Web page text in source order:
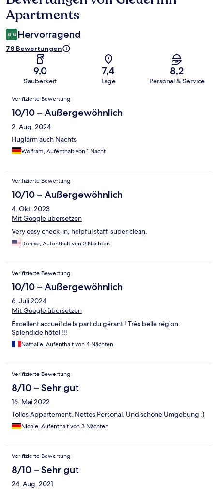
Apartments
8,8 Hervorragend
78 Bewertungen
9,0
Sauberkeit
7,4
Lage
8,2
Personal & Service
Bewertungen
Verifizierte Bewertung
10/10 – Außergewöhnlich
2. Aug. 2024
Fluglärm auch Nachts
Wolfram, Aufenthalt von 1 Nacht
Verifizierte Bewertung
10/10 – Außergewöhnlich
4. Okt. 2023
Mit Google übersetzen
Very easy check-in, helpful staff, super clean.
Denise, Aufenthalt von 2 Nächten
Verifizierte Bewertung
10/10 – Außergewöhnlich
6. Juli 2024
Mit Google übersetzen
Excellent accueil de la part du gérant ! Très belle région.
Splendide hôtel !!!
Nathalie, Aufenthalt von 4 Nächten
Verifizierte Bewertung
8/10 – Sehr gut
16. Mai 2022
Tolles Appartement. Nettes Personal. Und schöne Umgebung :)
Nicole, Aufenthalt von 3 Nächten
Verifizierte Bewertung
8/10 – Sehr gut
24. Aug. 2021